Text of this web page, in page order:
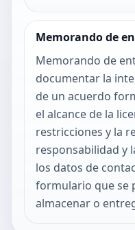
Memorando de
Memorando de
documentar la
de un acuerdo
el alcance de la
restricciones y la
responsabilidad y
los datos de
formulario que se
almacenar o